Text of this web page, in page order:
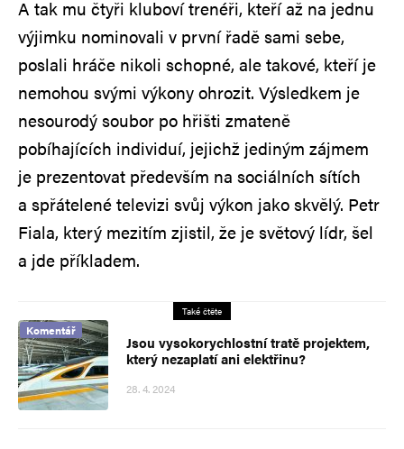
A tak mu čtyři kluboví trenéři, kteří až na jednu
výjimku nominovali v první řadě sami sebe,
poslali hráče nikoli schopné, ale takové, kteří je
nemohou svými výkony ohrozit. Výsledkem je
nesourodý soubor po hřišti zmateně
pobíhajících individuí, jejichž jediným zájmem
je prezentovat především na sociálních sítích
a spřátelené televizi svůj výkon jako skvělý. Petr
Fiala, který mezitím zjistil, že je světový lídr, šel
a jde příkladem.
Také čtěte
Komentář
Jsou vysokorychlostní tratě projektem,
který nezaplatí ani elektřinu?
28. 4. 2024